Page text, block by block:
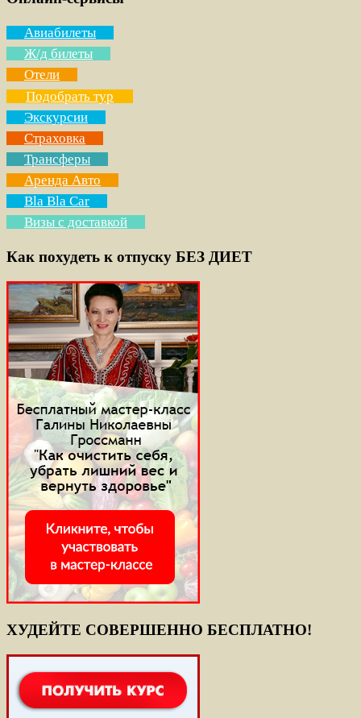
Авиабилеты
Ж/д билеты
Отели
Подобрать тур
Экскурсии
Страховка
Трансферы
Аренда Авто
Bla Bla Car
Визы с доставкой
Как похудеть к отпуску БЕЗ ДИЕТ
ХУДЕЙТЕ СОВЕРШЕННО БЕСПЛАТНО!